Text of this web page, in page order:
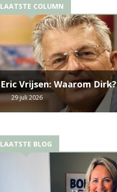
LAATSTE COLUMN
Eric Vrijsen: Waarom Dirk?
29 juli 2026
LAATSTE BLOG